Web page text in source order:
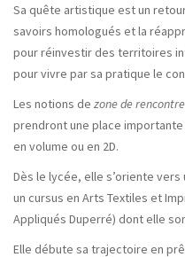
Sa quête artistique est un
savoirs homologués et la
pour réinvestir des territoires
pour vivre par sa pratique le
Les notions de zone de rencontre
prendront une place
en volume ou en 2D.
Dès le lycée, elle s’oriente
un cursus en Arts Textiles et
Appliqués Duperré) dont elle
Elle débute sa trajectoire en